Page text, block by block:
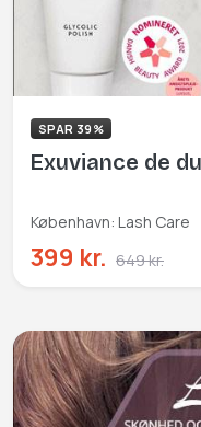
SPAR 39%
Exuviance de
København: Lash Care
399 kr. 649 kr.